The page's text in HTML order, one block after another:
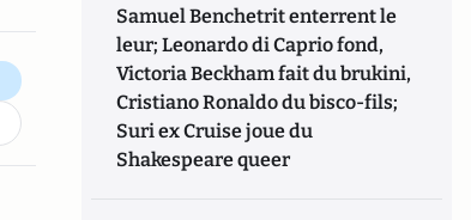
Samuel Benchetrit enterrent le
leur; Leonardo di Caprio fond,
Victoria Beckham fait du brukini,
Cristiano Ronaldo du bisco-fils;
Suri ex Cruise joue du
Shakespeare queer